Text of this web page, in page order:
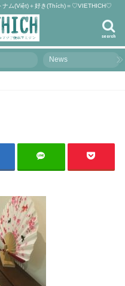
ナム(Việt)＋好き(Thích)＝♡VIETHICH♡
search
News